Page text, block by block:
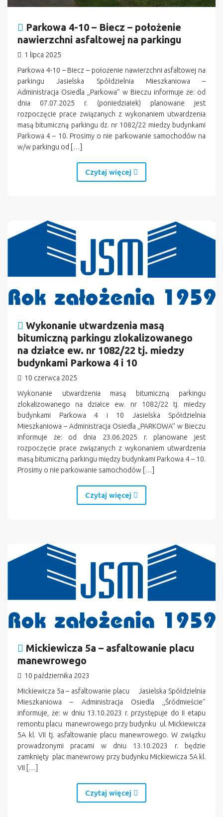
Parkowa 4-10 – Biecz – położenie
nawierzchni asfaltowej na parkingu
1 lipca 2025
Parkowa 4-10 – Biecz – położenie nawierzchni asfaltowej na
parkingu Jasielska Spółdzielnia Mieszkaniowa –
Administracja Osiedla ,,Parkowa’’ w Bieczu informuje że: od
dnia 07.07.2025 r. (poniedziałek) planowane jest
rozpoczęcie prace związanych z wykonaniem utwardzenia
masą bitumiczną parkingu dz. nr 1082/22 miedzy budynkami
Parkowa 4 – 10. Prosimy o nie parkowanie samochodów na
w/w parkingu od […]
Czytaj więcej
Wykonanie utwardzenia masą
bitumiczną parkingu zlokalizowanego
na działce ew. nr 1082/22 tj. miedzy
budynkami Parkowa 4 i 10
10 czerwca 2025
Wykonanie utwardzenia masą bitumiczną parkingu
zlokalizowanego na działce ew. nr 1082/22 tj. miedzy
budynkami Parkowa 4 i 10 Jasielska Spółdzielnia
Mieszkaniowa – Administracja Osiedla ,,PARKOWA’’ w Bieczu
informuje że: od dnia 23.06.2025 r. planowane jest
rozpoczęcie prace związanych z wykonaniem utwardzenia
masą bitumiczną parkingu między budynkami Parkowa 4 – 10.
Prosimy o nie parkowanie samochodów […]
Czytaj więcej
Mickiewicza 5a – asfaltowanie placu
manewrowego
10 października 2023
Mickiewicza 5a – asfaltowanie placu Jasielska Spółdzielnia
Mieszkaniowa – Administracja Osiedla ,,Śródmieście’’
informuje, że: w dniu 13.10.2023 r. przystępuje do II etapu
remontu placu manewrowego przy budynku ul. Mickiewicza
5A kl. VII tj. asfaltowanie placu manewrowego. W związku
prowadzonymi pracami w dniu 13.10.2023 r. będzie
zamknięty plac manewrowy przy budynku Mickiewicza 5A kl.
VII […]
Czytaj więcej